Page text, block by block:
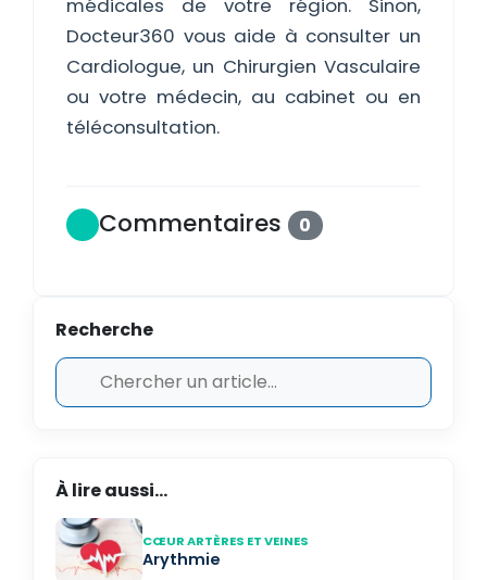
médicales de votre région. Sinon,
Docteur360 vous aide à consulter un
Cardiologue, un Chirurgien Vasculaire
ou votre médecin, au cabinet ou en
téléconsultation.
Commentaires 0
Recherche
À lire aussi...
CŒUR ARTÈRES ET VEINES
Arythmie